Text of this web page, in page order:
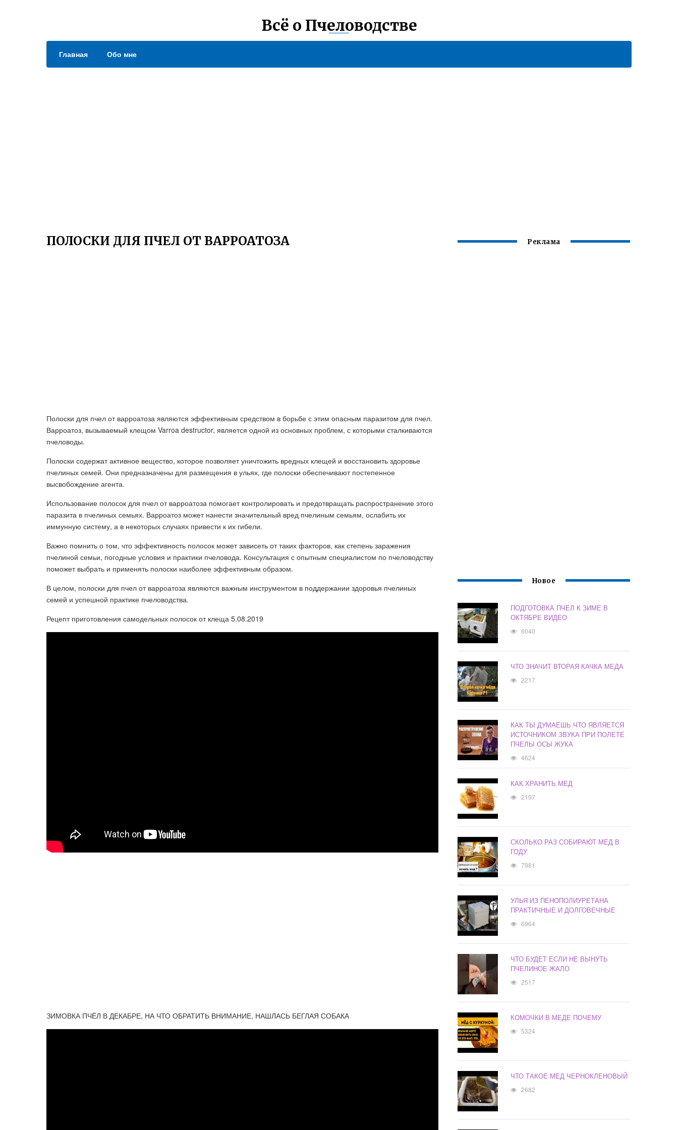
Всё о Пчеловодстве
Главная Обо мне
ПОЛОСКИ ДЛЯ ПЧЕЛ ОТ ВАРРОАТОЗА
Полоски для пчел от варроатоза являются эффективным средством в борьбе с этим опасным паразитом для пчел.
Варроатоз, вызываемый клещом Varroa destructor, является одной из основных проблем, с которыми сталкиваются
пчеловоды.
Полоски содержат активное вещество, которое позволяет уничтожить вредных клещей и восстановить здоровье
пчелиных семей. Они предназначены для размещения в ульях, где полоски обеспечивают постепенное
высвобождение агента.
Использование полосок для пчел от варроатоза помогает контролировать и предотвращать распространение этого
паразита в пчелиных семьях. Варроатоз может нанести значительный вред пчелиным семьям, ослабить их
иммунную систему, а в некоторых случаях привести к их гибели.
Важно помнить о том, что эффективность полосок может зависеть от таких факторов, как степень заражения
пчелиной семьи, погодные условия и практики пчеловода. Консультация с опытным специалистом по пчеловодству
поможет выбрать и применять полоски наиболее эффективным образом.
В целом, полоски для пчел от варроатоза являются важным инструментом в поддержании здоровья пчелиных
семей и успешной практике пчеловодства.
Рецепт приготовления самодельных полосок от клеща 5.08.2019
ЗИМОВКА ПЧЁЛ В ДЕКАБРЕ, НА ЧТО ОБРАТИТЬ ВНИМАНИЕ, НАШЛАСЬ БЕГЛАЯ СОБАКА
Реклама
Новое
ПОДГОТОВКА ПЧЕЛ К ЗИМЕ В
ОКТЯБРЕ ВИДЕО
6040
ЧТО ЗНАЧИТ ВТОРАЯ КАЧКА МЕДА
2217
КАК ТЫ ДУМАЕШЬ ЧТО ЯВЛЯЕТСЯ
ИСТОЧНИКОМ ЗВУКА ПРИ ПОЛЕТЕ
ПЧЕЛЫ ОСЫ ЖУКА
4624
КАК ХРАНИТЬ МЕД
2197
СКОЛЬКО РАЗ СОБИРАЮТ МЕД В
ГОДУ
7981
УЛЬЯ ИЗ ПЕНОПОЛИУРЕТАНА
ПРАКТИЧНЫЕ И ДОЛГОВЕЧНЫЕ
6964
ЧТО БУДЕТ ЕСЛИ НЕ ВЫНУТЬ
ПЧЕЛИНОЕ ЖАЛО
2517
КОМОЧКИ В МЕДЕ ПОЧЕМУ
5324
ЧТО ТАКОЕ МЕД ЧЕРНОКЛЕНОВЫЙ
2682